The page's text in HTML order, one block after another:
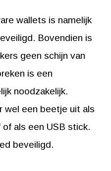
wallets is namelijk
Bovendien is
geen schijn van
is een
noodzakelijk.
wel een beetje uit als
als een USB stick.
beveiligd.